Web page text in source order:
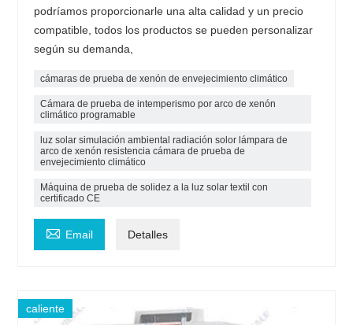
podríamos proporcionarle una alta calidad y un precio
compatible, todos los productos se pueden personalizar
según su demanda,
cámaras de prueba de xenón de envejecimiento climático
Cámara de prueba de intemperismo por arco de xenón
climático programable
luz solar simulación ambiental radiación solor lámpara de
arco de xenón resistencia cámara de prueba de
envejecimiento climático
Máquina de prueba de solidez a la luz solar textil con
certificado CE
 Email Detalles
caliente